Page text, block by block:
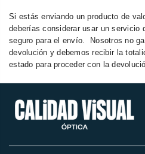
Si estás enviando un producto de
deberías considerar usar un servicio
seguro para el envío. Nosotros no
devolución y debemos recibir la
estado para proceder con la